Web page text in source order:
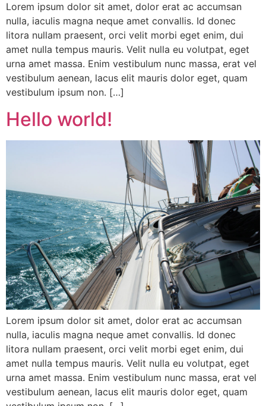
Lorem ipsum dolor sit amet, dolor erat ac accumsan
nulla, iaculis magna neque amet convallis. Id donec
litora nullam praesent, orci velit morbi eget enim, dui
amet nulla tempus mauris. Velit nulla eu volutpat, eget
urna amet massa. Enim vestibulum nunc massa, erat vel
vestibulum aenean, lacus elit mauris dolor eget, quam
vestibulum ipsum non. […]
Hello world!
Lorem ipsum dolor sit amet, dolor erat ac accumsan
nulla, iaculis magna neque amet convallis. Id donec
litora nullam praesent, orci velit morbi eget enim, dui
amet nulla tempus mauris. Velit nulla eu volutpat, eget
urna amet massa. Enim vestibulum nunc massa, erat vel
vestibulum aenean, lacus elit mauris dolor eget, quam